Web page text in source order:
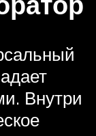
Внутри